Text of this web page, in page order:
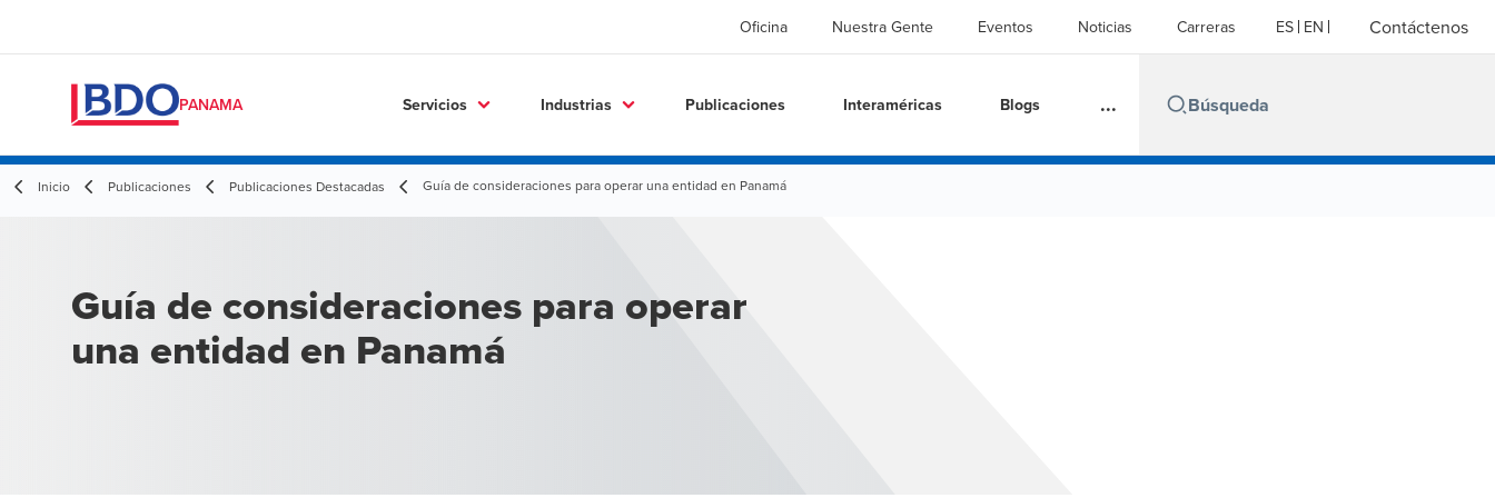
Oficina Nuestra Gente Eventos Noticias Carreras ES EN Contáctenos
PANAMA Servicios Industrias Publicaciones Interaméricas Blogs ...
Inicio Publicaciones Publicaciones Destacadas Guía de consideraciones para operar una entidad en Panamá
Guía de consideraciones para operar
una entidad en Panamá